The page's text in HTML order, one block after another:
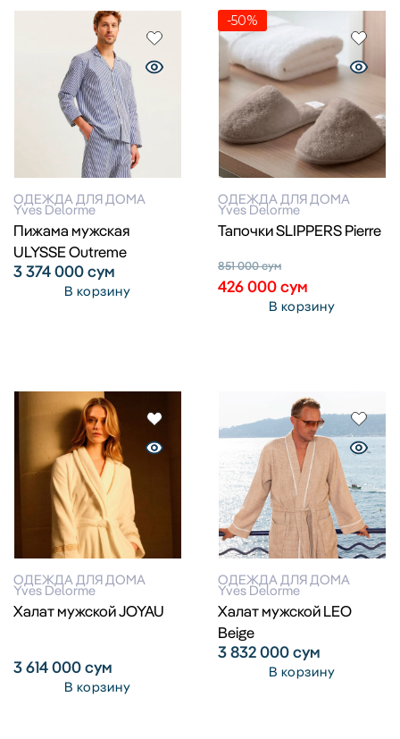
ОДЕЖДА ДЛЯ ДОМА
Yves Delorme
Пижама мужская
ULYSSE Outreme
3 374 000сум
В корзину
-50%
ОДЕЖДА ДЛЯ ДОМА
Yves Delorme
Тапочки SLIPPERS Pierre
851 000сум
426 000сум
В корзину
ОДЕЖДА ДЛЯ ДОМА
Yves Delorme
Халат мужской JOYAU
3 614 000сум
В корзину
ОДЕЖДА ДЛЯ ДОМА
Yves Delorme
Халат мужской LEO
Beige
3 832 000сум
В корзину